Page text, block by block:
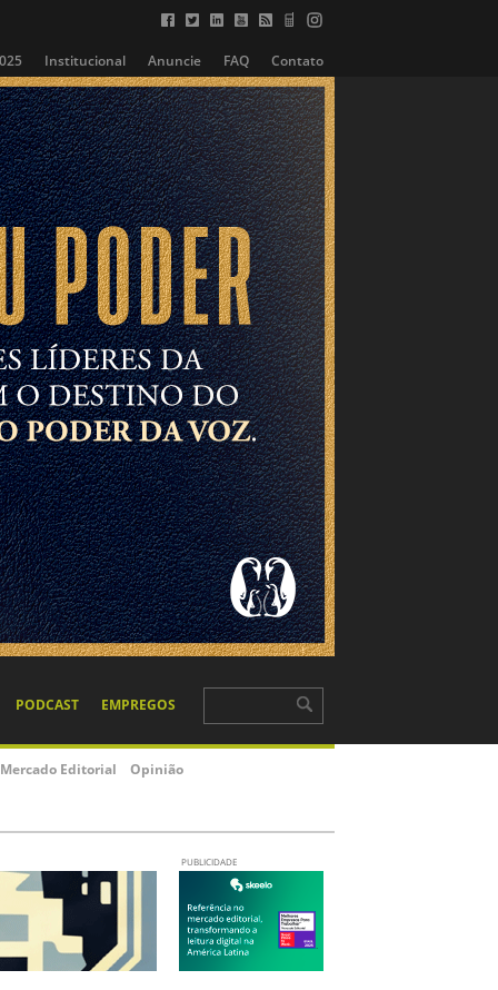
Institucional Anuncie FAQ Contato
PODCAST EMPREGOS
Mercado Editorial Opinião
PUBLICIDADE